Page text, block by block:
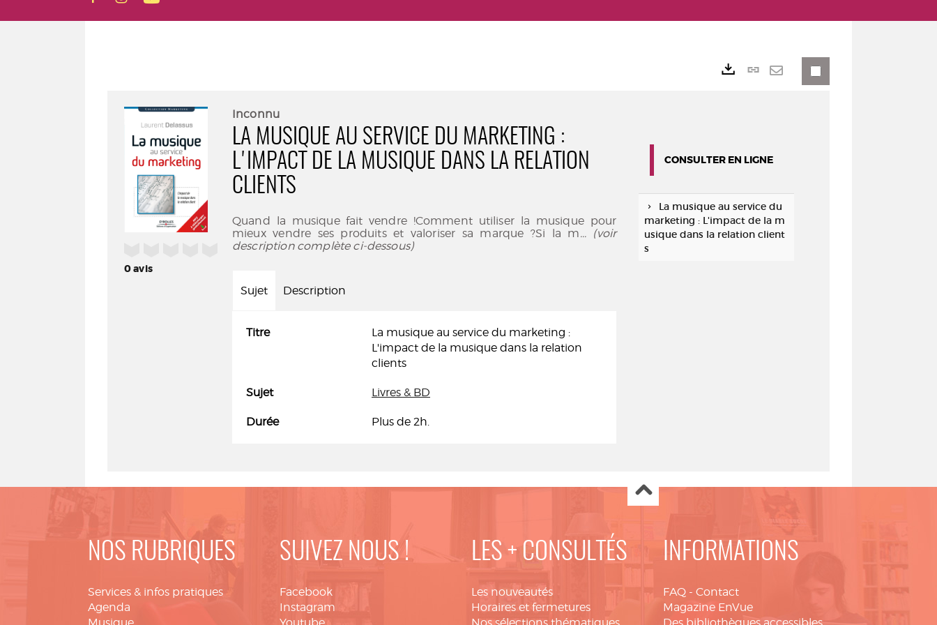
0avis
Inconnu
LA MUSIQUE AU SERVICE DU MARKETING :
L'IMPACT DE LA MUSIQUE DANS LA RELATION
CLIENTS
Quand la musique fait vendre !Comment utiliser la musique pour
mieux vendre ses produits et valoriser sa marque ?Si la m... (voir
description complète ci-dessous)
Sujet Description
Titre
La musique au service du marketing :
L'impact de la musique dans la relation
clients
Sujet Livres & BD
Durée Plus de 2h.
Lien
CONSULTER EN LIGNE
La musique au service du
marketing : L'impact de la m
usique dans la relation client
s
NOS RUBRIQUES
Services & infos pratiques
Agenda
SUIVEZ NOUS !
Facebook
Instagram
LES + CONSULTÉS
Les nouveautés
Horaires et fermetures
INFORMATIONS
FAQ - Contact
Magazine EnVue